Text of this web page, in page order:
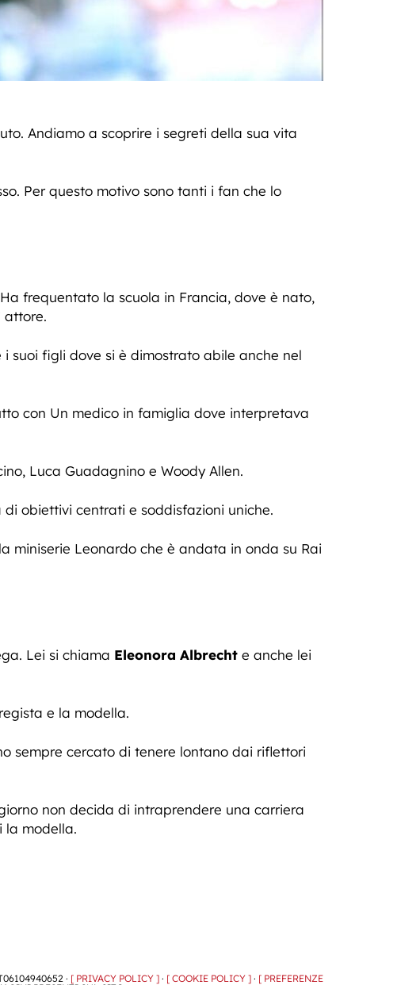
Andiamo a scoprire i segreti della sua vita
Per questo motivo sono tanti i fan che lo
frequentato la scuola in Francia, dove è nato,
attore.
suoi figli dove si è dimostrato abile anche nel
con Un medico in famiglia dove interpretava
Luca Guadagnino e Woody Allen.
obiettivi centrati e soddisfazioni uniche.
miniserie Leonardo che è andata in onda su Rai
Lei si chiama Eleonora Albrecht e anche lei
e la modella.
sempre cercato di tenere lontano dai riflettori
non decida di intraprendere una carriera
la modella.
· [ PRIVACY POLICY ] · [ COOKIE POLICY ] · [ PREFERENZE